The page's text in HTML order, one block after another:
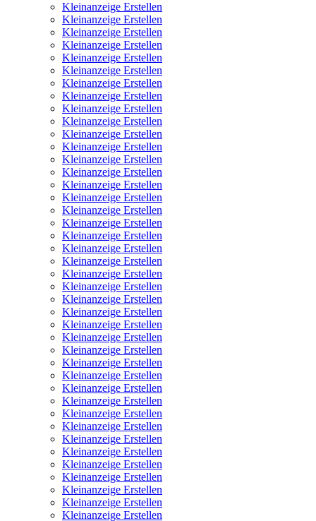
Kleinanzeige Erstellen
Kleinanzeige Erstellen
Kleinanzeige Erstellen
Kleinanzeige Erstellen
Kleinanzeige Erstellen
Kleinanzeige Erstellen
Kleinanzeige Erstellen
Kleinanzeige Erstellen
Kleinanzeige Erstellen
Kleinanzeige Erstellen
Kleinanzeige Erstellen
Kleinanzeige Erstellen
Kleinanzeige Erstellen
Kleinanzeige Erstellen
Kleinanzeige Erstellen
Kleinanzeige Erstellen
Kleinanzeige Erstellen
Kleinanzeige Erstellen
Kleinanzeige Erstellen
Kleinanzeige Erstellen
Kleinanzeige Erstellen
Kleinanzeige Erstellen
Kleinanzeige Erstellen
Kleinanzeige Erstellen
Kleinanzeige Erstellen
Kleinanzeige Erstellen
Kleinanzeige Erstellen
Kleinanzeige Erstellen
Kleinanzeige Erstellen
Kleinanzeige Erstellen
Kleinanzeige Erstellen
Kleinanzeige Erstellen
Kleinanzeige Erstellen
Kleinanzeige Erstellen
Kleinanzeige Erstellen
Kleinanzeige Erstellen
Kleinanzeige Erstellen
Kleinanzeige Erstellen
Kleinanzeige Erstellen
Kleinanzeige Erstellen
Kleinanzeige Erstellen